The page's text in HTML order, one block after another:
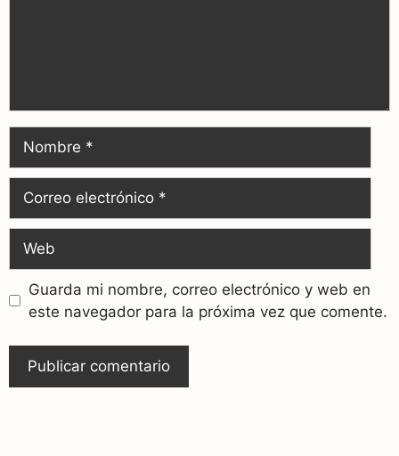
Guarda mi nombre, correo electrónico y web en
este navegador para la próxima vez que comente.